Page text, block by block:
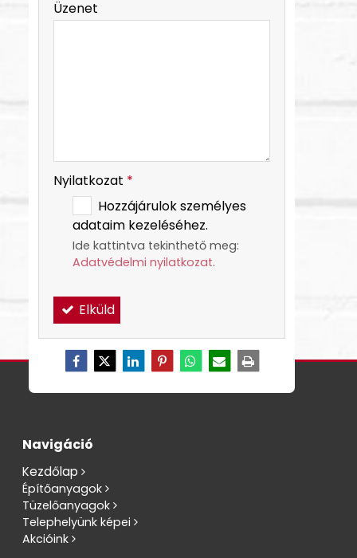
Üzenet
Nyilatkozat *
Hozzájárulok személyes
adataim kezeléséhez.
Ide kattintva tekinthető meg:
Adatvédelmi nyilatkozat.
Elküld
Navigáció
Kezdőlap
Építőanyagok
Tüzelőanyagok
Telephelyünk képei
Akcióink